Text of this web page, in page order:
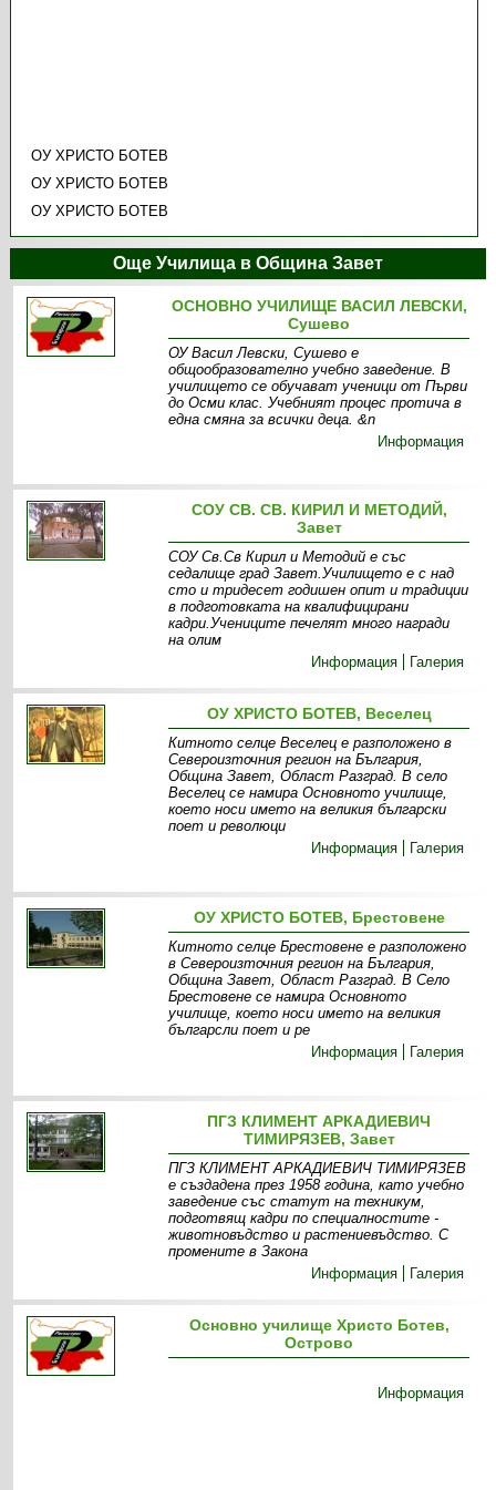
ОУ ХРИСТО БОТЕВ
ОУ ХРИСТО БОТЕВ
ОУ ХРИСТО БОТЕВ
Още Училища в Община Завет
ОСНОВНО УЧИЛИЩЕ ВАСИЛ ЛЕВСКИ,
Сушево
ОУ Васил Левски, Сушево е
общообразователно учебно заведение. В
училището се обучават ученици от Първи
до Осми клас. Учебният процес протича в
една смяна за всички деца. &n
Информация
СОУ СВ. СВ. КИРИЛ И МЕТОДИЙ,
Завет
СОУ Св.Св Кирил и Методий е със
седалище град Завет.Училището е с над
сто и тридесет годишен опит и традиции
в подготовката на квалифицирани
кадри.Учениците печелят много награди
на олим
Информация
Галерия
ОУ ХРИСТО БОТЕВ, Веселец
Китното селце Веселец е разположено в
Североизточния регион на България,
Община Завет, Област Разград. В село
Веселец се намира Основното училище,
което носи името на великия български
поет и революци
Информация
Галерия
ОУ ХРИСТО БОТЕВ, Брестовене
Китното селце Брестовене е разположено
в Североизточния регион на България,
Община Завет, Област Разград. В Село
Брестовене се намира Основното
училище, което носи името на великия
българсли поет и ре
Информация
Галерия
ПГЗ КЛИМЕНТ АРКАДИЕВИЧ
ТИМИРЯЗЕВ, Завет
ПГЗ КЛИМЕНТ АРКАДИЕВИЧ ТИМИРЯЗЕВ
е създадена през 1958 година, като учебно
заведение със статут на техникум,
подготвящ кадри по специалностите -
животновъдство и растениевъдство. С
промените в Закона
Информация
Галерия
Основно училище Христо Ботев,
Острово
Информация